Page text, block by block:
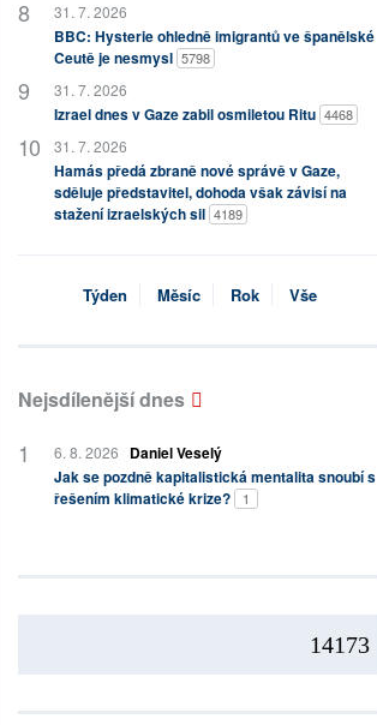
31. 7. 2026
BBC: Hysterie ohledně imigrantů ve španělské
Ceutě je nesmysl 5798
31. 7. 2026
Izrael dnes v Gaze zabil osmiletou Ritu 4468
31. 7. 2026
Hamás předá zbraně nové správě v Gaze,
sděluje představitel, dohoda však závisí na
stažení izraelských sil 4189
Týden Měsíc Rok Vše
Nejsdílenější dnes
6. 8. 2026
Daniel Veselý
Jak se pozdně kapitalistická mentalita snoubí s
řešením klimatické krize?
1
14173